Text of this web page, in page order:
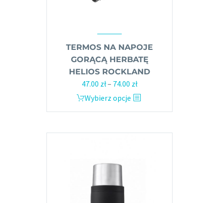
TERMOS NA NAPOJE
GORĄCĄ HERBATĘ
HELIOS ROCKLAND
47.00 zł– 74.00 złZakres
cen:
do
Wybierz opcje
Ten
produkt
wiele
można
wybrać